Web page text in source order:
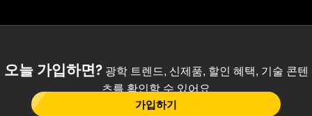
오늘 가입하면?광학 트렌드, 신제품, 할인 혜택, 기술 콘텐
츠를 확인할 수 있어요
가입하기